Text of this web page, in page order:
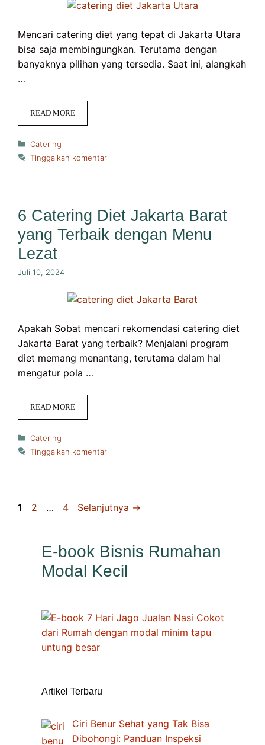
Mencari catering diet yang tepat di Jakarta Utara
bisa saja membingungkan. Terutama dengan
banyaknya pilihan yang tersedia. Saat ini, alangkah
…
READ MORE
Kategori
Catering
Tinggalkan komentar
6 Catering Diet Jakarta Barat
yang Terbaik dengan Menu
Lezat
Juli 10, 2024
Apakah Sobat mencari rekomendasi catering diet
Jakarta Barat yang terbaik? Menjalani program
diet memang menantang, terutama dalam hal
mengatur pola …
READ MORE
Kategori
Catering
Tinggalkan komentar
Halaman
1 Halaman
2 … Halaman
4 Selanjutnya →
E-book Bisnis Rumahan
Modal Kecil
Artikel Terbaru
Ciri Benur Sehat yang Tak Bisa
Dibohongi: Panduan Inspeksi